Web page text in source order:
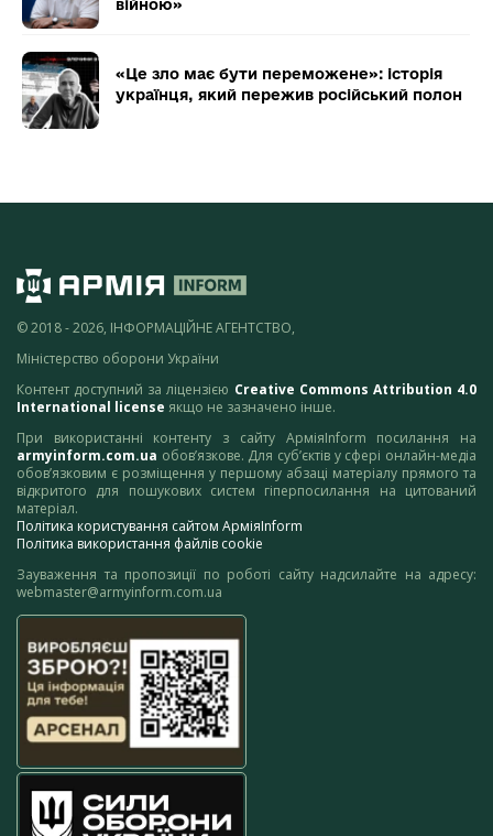
війною»
«Це зло має бути переможене»: історія
українця, який пережив російський полон
© 2018 - 2026, ІНФОРМАЦІЙНЕ АГЕНТСТВО,
Міністерство оборони України
Контент доступний за ліцензією Creative Commons Attribution 4.0
International license якщо не зазначено інше.
При використанні контенту з сайту АрміяInform посилання на
armyinform.com.ua обов’язкове. Для суб’єктів у сфері онлайн-медіа
обов’язковим є розміщення у першому абзаці матеріалу прямого та
відкритого для пошукових систем гіперпосилання на цитований
матеріал.
Політика користування сайтом АрміяInform
Політика використання файлів cookie
Зауваження та пропозиції по роботі сайту надсилайте на адресу:
webmaster@armyinform.com.ua